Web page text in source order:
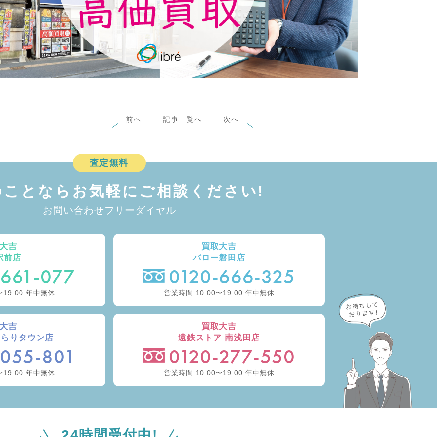
前へ 記事一覧へ 次へ
査定無料
となら お気軽にご相談ください!
お問い合わせフリーダイヤル
吉
前店
077
19:00 年中無休
買取大吉
バロー磐田店
0120-666-325
営業時間 10:00〜19:00 年中無休
吉
りタウン店
801
19:00 年中無休
買取大吉
遠鉄ストア 南浅田店
0120-277-550
営業時間 10:00〜19:00 年中無休